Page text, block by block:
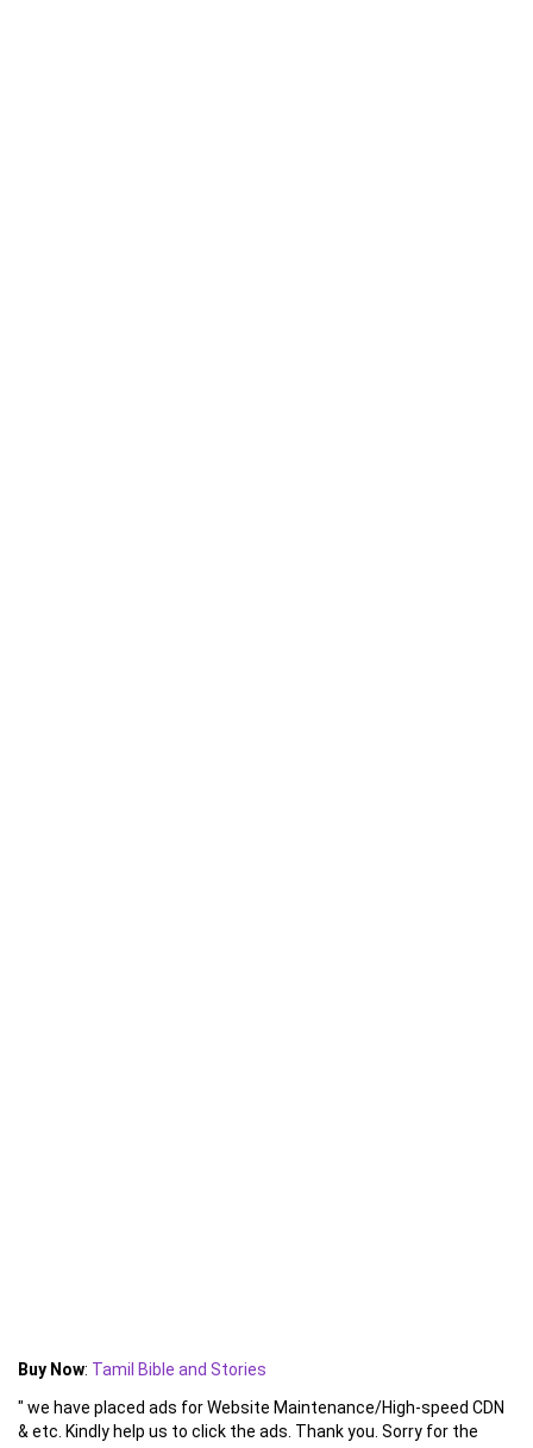
Buy Now: Tamil Bible and Stories
" we have placed ads for Website Maintenance/High-speed CDN
& etc. Kindly help us to click the ads. Thank you. Sorry for the